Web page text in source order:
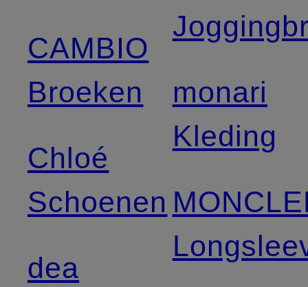
CAMBIO
Broeken
Chloé
Schoenen
dea
monari
Kleding